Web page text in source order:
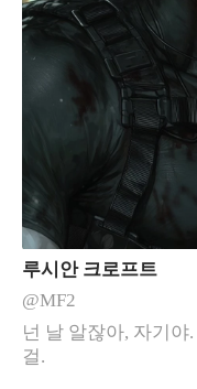
루시안 크로프트
@MF2
넌 날 알잖아, 자기
걸.